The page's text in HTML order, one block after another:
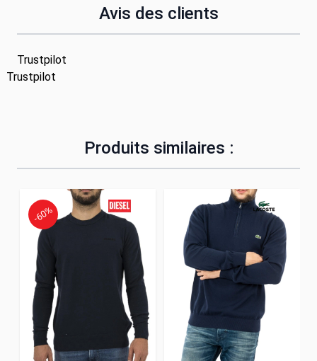
Avis des clients
Trustpilot
Trustpilot
Produits similaires :
-60%